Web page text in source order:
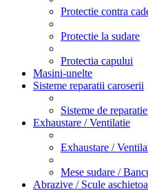
Protectie contra
Protectie la sudare
Protectia capului
Masini-unelte
Sisteme reparatii caroserii
Sisteme de
Exhaustare / Ventilatie
Exhaustare /
Mese sudare /
Abrazive / Scule